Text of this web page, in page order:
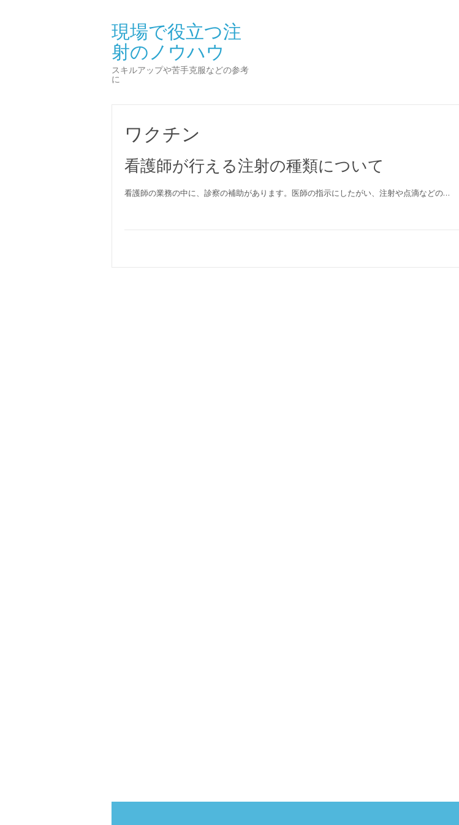
現場で役立つ注
射のノウハウ
スキルアップや苦手克服などの参考
に
ワクチン
看護師が行える注射の種類について
看護師の業務の中に、診察の補助があります。医師の指示にしたがい、注射や点滴などの…